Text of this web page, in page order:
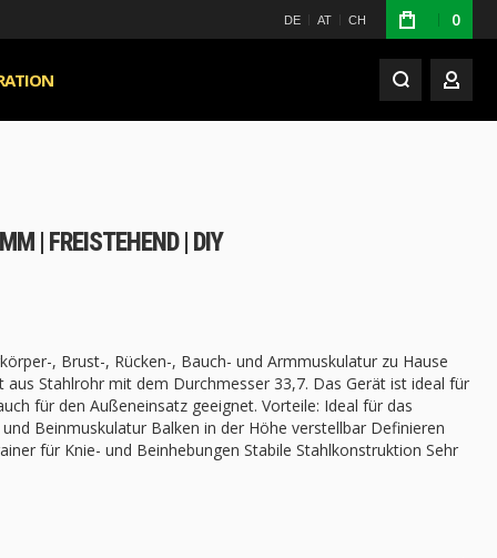
DE AT CH 0
MY
| FREISTEHEND | DIY
, Brust-, Rücken-, Bauch- und Armmuskulatur zu Hause
Stahlrohr mit dem Durchmesser 33,7. Das Gerät ist ideal für
für den Außeneinsatz geeignet. Vorteile: Ideal für das
Beinmuskulatur Balken in der Höhe verstellbar Definieren
für Knie- und Beinhebungen Stabile Stahlkonstruktion Sehr